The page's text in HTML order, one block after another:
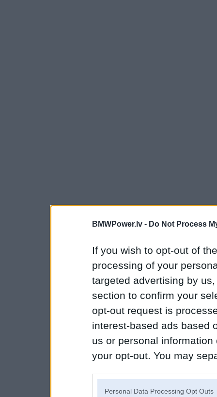
BMWPower.lv - Do Not Process
If you wish to opt-out of
processing of your
targeted advertising by
section to confirm your
opt-out request is
interest-based ads based
us or personal
your opt-out. You may
Personal Data Processing Opt Outs